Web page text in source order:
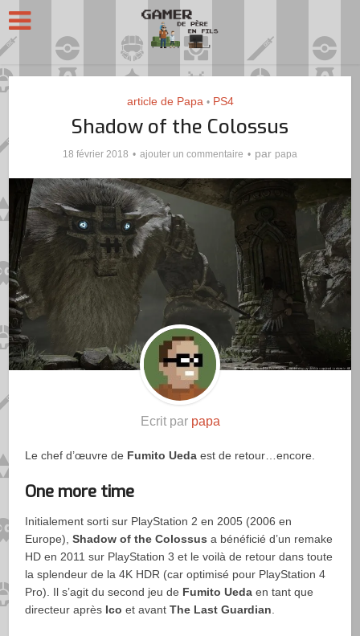
article de Papa • PS4
Shadow of the Colossus
18 février 2018 ajouter un commentaire par papa
Ecrit par papa
Le chef d’œuvre de Fumito Ueda est de retour…encore.
One more time
Initialement sorti sur PlayStation 2 en 2005 (2006 en
Europe),Shadow of the Colossus a bénéficié d’un remake
HD en 2011 sur PlayStation 3 et le voilà de retour dans toute
la splendeur de la 4K HDR (car optimisé pour PlayStation 4
Pro). Il s’agit du second jeu de Fumito Ueda en tant que
directeur après Ico et avantThe Last Guardian.